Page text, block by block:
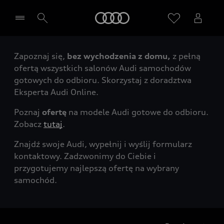
Wybierz Twojego Partnera Audi
Zapoznaj się, bez wychodzenia z domu, z pełną
ofertą wszystkich salonów Audi samochodów
gotowych do odbioru. Skorzystaj z doradztwa
Eksperta Audi Online.
Poznaj ofertę na modele Audi gotowe do odbioru.
Zobacz tutaj.
Znajdź swoje Audi, wypełnij i wyślij formularz
kontaktowy. Zadzwonimy do Ciebie i
przygotujemy najlepszą ofertę na wybrany
samochód.